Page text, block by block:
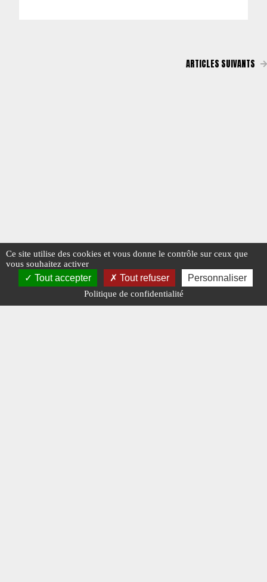
ARTICLES SUIVANTS
Ce site utilise des cookies et vous donne le contrôle sur ceux que
vous souhaitez activer
Tout accepter Tout refuser Personnaliser
Politique de confidentialité